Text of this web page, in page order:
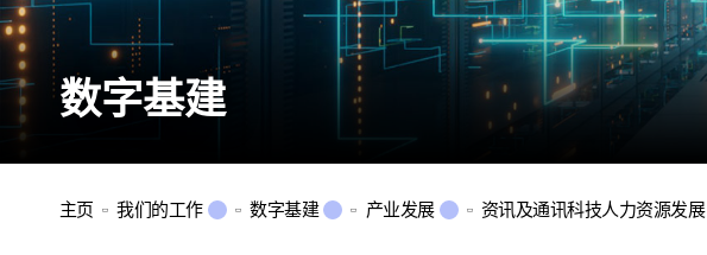
数字基建
主页 我们的工作 数字基建 产业发展 资讯及通讯科技人力资源发展